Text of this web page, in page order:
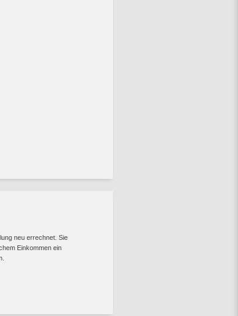
neu errechnet. Sie
Einkommen ein